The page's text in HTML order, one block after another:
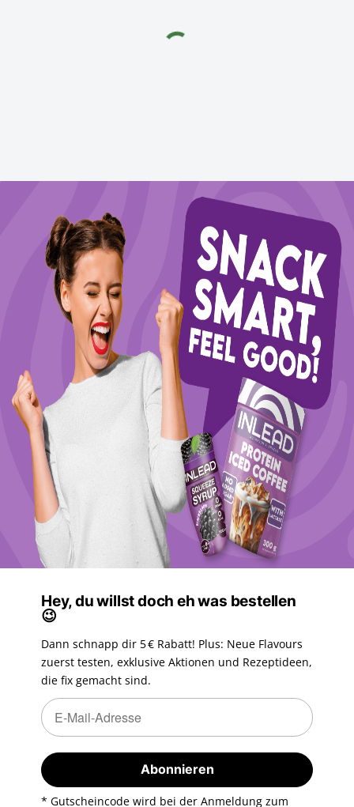
Hey, du willst doch eh was bestellen
😉
Dann schnapp dir 5 € Rabatt! Plus: Neue Flavours
zuerst testen, exklusive Aktionen und Rezeptideen,
die fix gemacht sind.
Newsletter Abonnieren
Newsletter Abonnieren
Abonnieren
* Gutscheincode wird bei der Anmeldung zum